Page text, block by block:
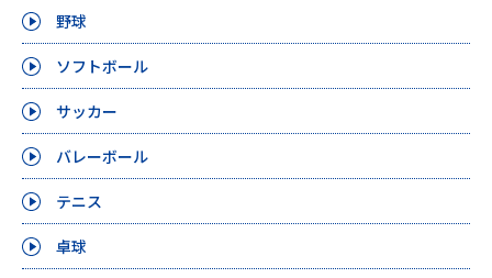
野球
ソフトボール
サッカー
バレーボール
テニス
卓球